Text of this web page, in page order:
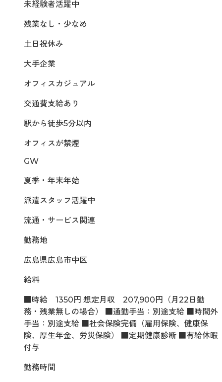
未経験者活躍中
残業なし・少なめ
土日祝休み
大手企業
オフィスカジュアル
交通費支給あり
駅から徒歩5分以内
オフィスが禁煙
GW
夏季・年末年始
派遣スタッフ活躍中
流通・サービス関連
勤務地
広島県広島市中区
給料
■時給 1350円 想定月収 207,900円（月22日勤
務・残業無しの場合） ■通勤手当：別途支給 ■時間外
手当：別途支給 ■社会保険完備（雇用保険、健康保
険、厚生年金、労災保険） ■定期健康診断 ■有給休暇
付与
勤務時間